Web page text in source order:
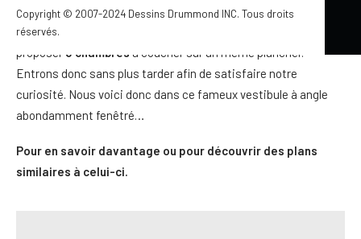
Copyright © 2007-2024 Dessins Drummond INC. Tous droits
réservés.
C’est d’ailleurs ce nouveau volume en saillie sur la droite qui
permet un réaménagement significatif de l’intérieur visant à
proposer 3 chambres à coucher sur un même plancher.
Entrons donc sans plus tarder afin de satisfaire notre
curiosité. Nous voici donc dans ce fameux vestibule à angle
abondamment fenêtré…
Pour en savoir davantage ou pour découvrir des plans
similaires à celui-ci.